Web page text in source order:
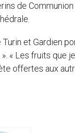
de
et Gardien
« Les fruits que
offertes aux